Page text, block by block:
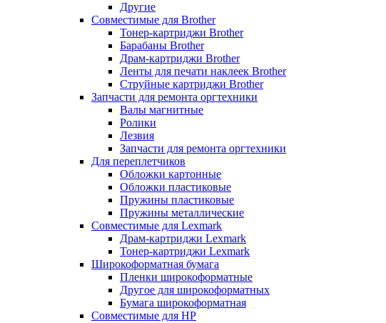
Другие
Совместимые для Brother
Тонер-картриджи Brother
Барабаны Brother
Драм-картриджи Brother
Ленты для печати наклеек Brother
Струйные картриджи Brother
Запчасти для ремонта оргтехники
Валы магнитные
Ролики
Лезвия
Запчасти для ремонта оргтехники
Для переплетчиков
Обложки картонные
Обложки пластиковые
Пружины пластиковые
Пружины металлические
Совместимые для Lexmark
Драм-картриджи Lexmark
Тонер-картриджи Lexmark
Широкоформатная бумага
Пленки широкоформатные
Другое для широкоформатных
Бумага широкоформатная
Совместимые для HP